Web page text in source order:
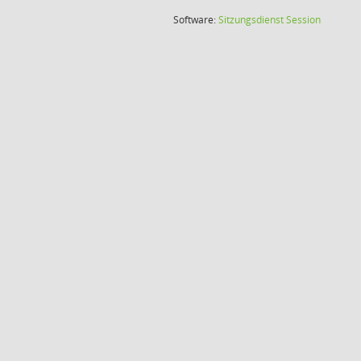
Software:SitzungsdienstSession(Wird in